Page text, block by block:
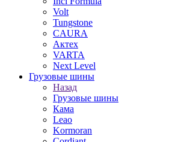
Volt
Tungstone
CAURA
Актех
VARTA
Next Level
Грузовые шины
Назад
Грузовые шины
Кама
Leao
Kormoran